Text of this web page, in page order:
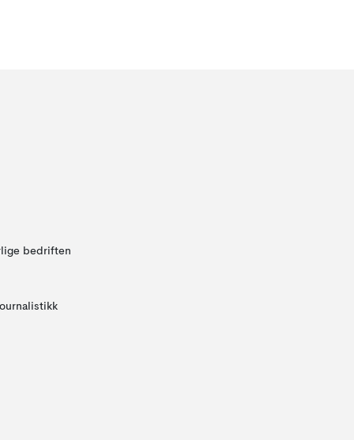
bedriften